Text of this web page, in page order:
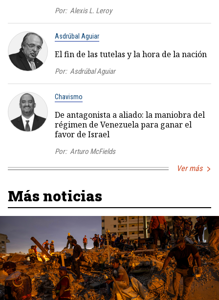
Por: Alexis L. Leroy
Asdrúbal Aguiar
El fin de las tutelas y la hora de la nación
Por: Asdrúbal Aguiar
Chavismo
De antagonista a aliado: la maniobra del
régimen de Venezuela para ganar el
favor de Israel
Por: Arturo McFields
Ver más
Más noticias